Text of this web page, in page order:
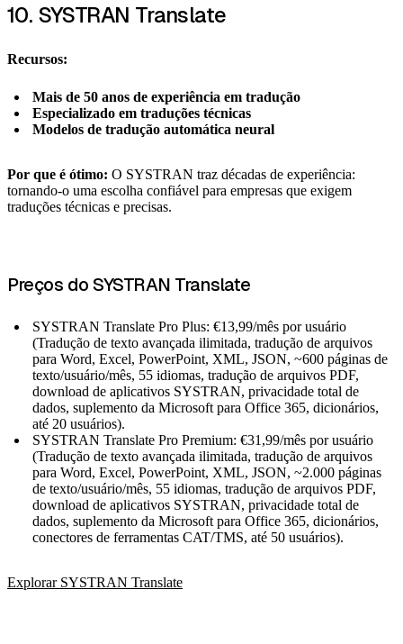
10. SYSTRAN Translate
Recursos:
Mais de 50 anos de experiência em tradução
Especializado em traduções técnicas
Modelos de tradução automática neural
Por que é ótimo: O SYSTRAN traz décadas de experiência:
tornando-o uma escolha confiável para empresas que exigem
traduções técnicas e precisas.
Preços do SYSTRAN Translate
SYSTRAN Translate Pro Plus: €13,99/mês por usuário
(Tradução de texto avançada ilimitada, tradução de arquivos
para Word, Excel, PowerPoint, XML, JSON, ~600 páginas de
texto/usuário/mês, 55 idiomas, tradução de arquivos PDF,
download de aplicativos SYSTRAN, privacidade total de
dados, suplemento da Microsoft para Office 365, dicionários,
até 20 usuários).
SYSTRAN Translate Pro Premium: €31,99/mês por usuário
(Tradução de texto avançada ilimitada, tradução de arquivos
para Word, Excel, PowerPoint, XML, JSON, ~2.000 páginas
de texto/usuário/mês, 55 idiomas, tradução de arquivos PDF,
download de aplicativos SYSTRAN, privacidade total de
dados, suplemento da Microsoft para Office 365, dicionários,
conectores de ferramentas CAT/TMS, até 50 usuários).
Explorar SYSTRAN Translate